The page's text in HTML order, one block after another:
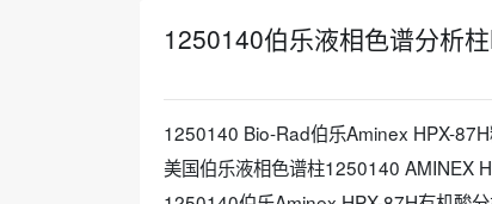
1250140伯乐液相色谱分析
1250140 Bio-Rad伯乐Aminex HPX-
美国伯乐液相色谱柱1250140 AMINEX